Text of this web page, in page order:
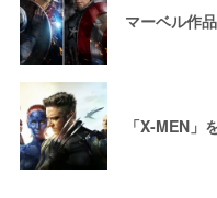
マーベル作
「X-MEN」